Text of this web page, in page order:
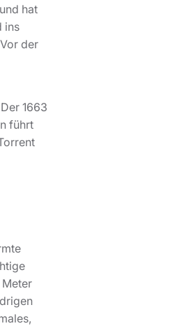
hat
ins
der
1663
führt